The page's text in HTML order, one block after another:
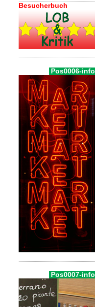
Besucherbuch
Pos0006-info
Pos0007-info